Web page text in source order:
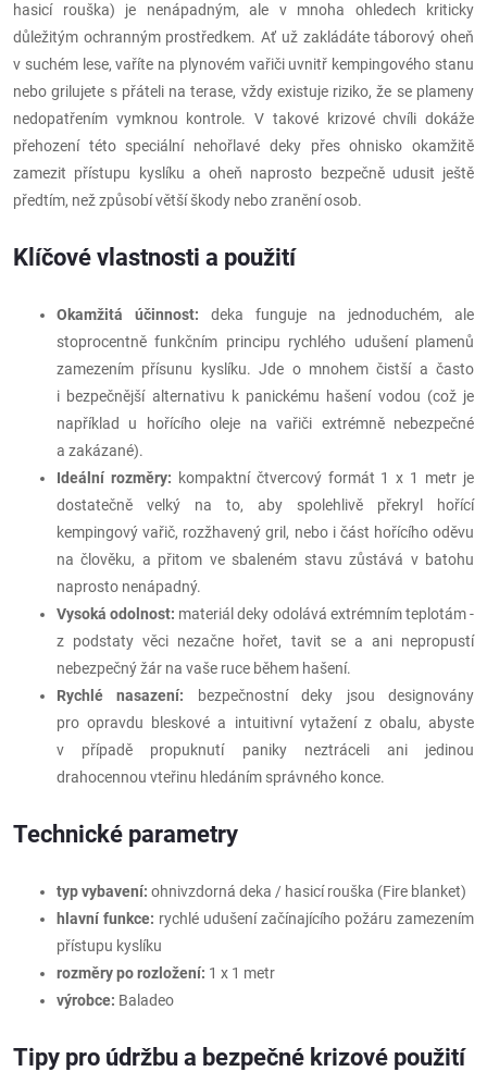
hasicí rouška) je nenápadným, ale v mnoha ohledech kriticky
důležitým ochranným prostředkem. Ať už zakládáte táborový oheň
v suchém lese, vaříte na plynovém vařiči uvnitř kempingového stanu
nebo grilujete s přáteli na terase, vždy existuje riziko, že se plameny
nedopatřením vymknou kontrole. V takové krizové chvíli dokáže
přehození této speciální nehořlavé deky přes ohnisko okamžitě
zamezit přístupu kyslíku a oheň naprosto bezpečně udusit ještě
předtím, než způsobí větší škody nebo zranění osob.
Klíčové vlastnosti a použití
Okamžitá účinnost: deka funguje na jednoduchém, ale
stoprocentně funkčním principu rychlého udušení plamenů
zamezením přísunu kyslíku. Jde o mnohem čistší a často
i bezpečnější alternativu k panickému hašení vodou (což je
například u hořícího oleje na vařiči extrémně nebezpečné
a zakázané).
Ideální rozměry: kompaktní čtvercový formát 1 x 1 metr je
dostatečně velký na to, aby spolehlivě překryl hořící
kempingový vařič, rozžhavený gril, nebo i část hořícího oděvu
na člověku, a přitom ve sbaleném stavu zůstává v batohu
naprosto nenápadný.
Vysoká odolnost: materiál deky odolává extrémním teplotám -
z podstaty věci nezačne hořet, tavit se a ani nepropustí
nebezpečný žár na vaše ruce během hašení.
Rychlé nasazení: bezpečnostní deky jsou designovány
pro opravdu bleskové a intuitivní vytažení z obalu, abyste
v případě propuknutí paniky neztráceli ani jedinou
drahocennou vteřinu hledáním správného konce.
Technické parametry
typ vybavení: ohnivzdorná deka / hasicí rouška (Fire blanket)
hlavní funkce: rychlé udušení začínajícího požáru zamezením
přístupu kyslíku
rozměry po rozložení: 1 x 1 metr
výrobce: Baladeo
Tipy pro údržbu a bezpečné krizové použití